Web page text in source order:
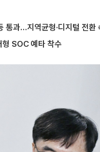
통과…지역균형·디지털 전환
형 SOC 예타 착수